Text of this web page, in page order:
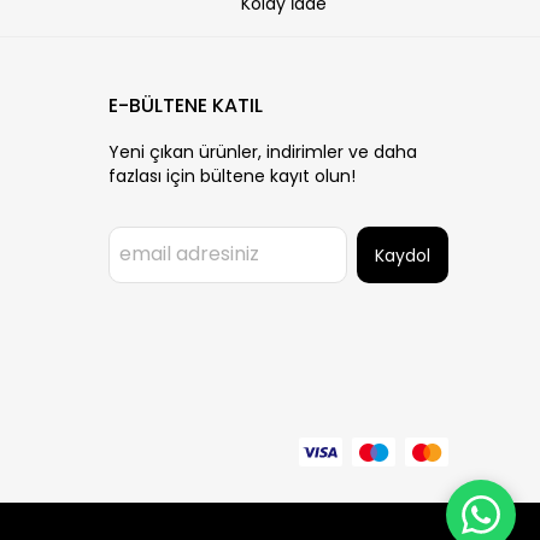
E-BÜLTENE KATIL
Yeni çıkan ürünler, indirimler ve daha
fazlası için bültene kayıt olun!
Kaydol